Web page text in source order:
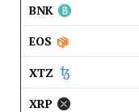
BNK
EOS
XTZ
XRP